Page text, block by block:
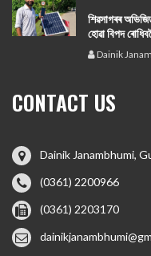
শিৱসাগৰৰ
হোৱা বিপদ
Dainik
CONTACT US
Dainik Janambhumi,
(0361) 2200966
(0361) 2203170